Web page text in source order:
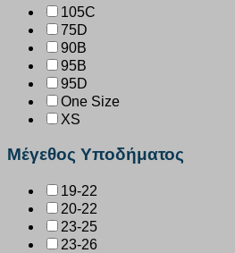
105C
75D
90B
95B
95D
One Size
XS
Μέγεθος Υποδήματος
19-22
20-22
23-25
23-26